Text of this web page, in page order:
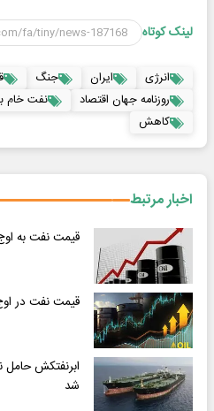
لینک کوتاه
انرژی ایران جنگ
روزنامه جهان اقتصاد
نفت خام
کاهش
اخبار مرتبط
قیمت نفت به
قیمت نفت در
ابرنفتکش
شد